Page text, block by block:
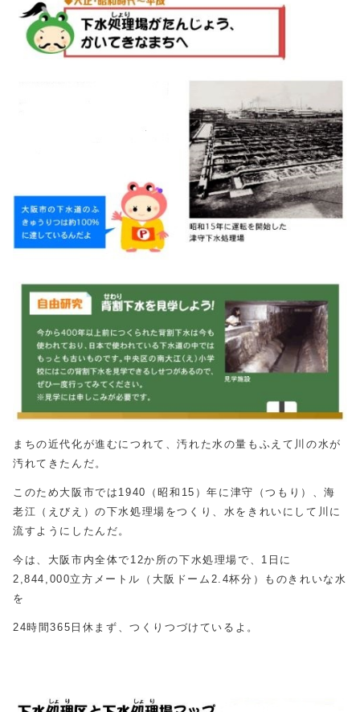
まちの近代化が進むにつれて、汚れた水の量もふえて川の水が
汚れてきたんだ。
このため大阪市では1940（昭和15）年に津守（つもり）、海
老江（えびえ）の下水処理場をつくり、水をきれいにして川に
流すようにしたんだ。
今は、大阪市内全体で12か所の下水処理場で、1日に
2,844,000立方メートル（大阪ドーム2.4杯分）ものきれいな水
を
24時間365日休まず、つくりつづけているよ。